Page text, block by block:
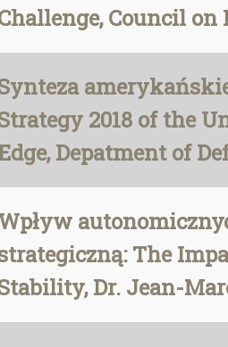
Council on
2018 of the
Depatment of
The
Dr. Jean-